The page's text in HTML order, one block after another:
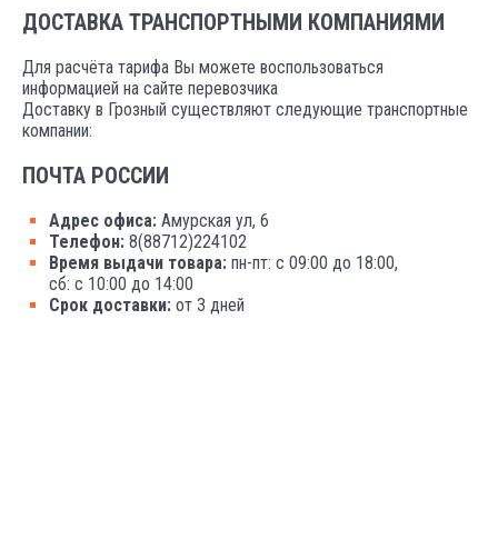
ДОСТАВКА ТРАНСПОРТНЫМИ КОМПАНИЯМИ
Для расчёта тарифа Вы можете воспользоваться
информацией на сайте перевозчика
Доставку в Грозный существляют следующие транспортные
компании:
ПОЧТА РОССИИ
Адрес офиса: Амурская ул, 6
Телефон: 8(88712)224102
Время выдачи товара: пн-пт: с 09:00 до 18:00,
сб: с 10:00 до 14:00
Срок доставки: от 3 дней